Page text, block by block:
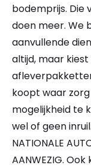
bodemprijs. Die
doen meer. We
aanvullende
altijd, maar
koopt waar zorg
mogelijkheid te
wel of geen
NATIONALE
AANWEZIG.